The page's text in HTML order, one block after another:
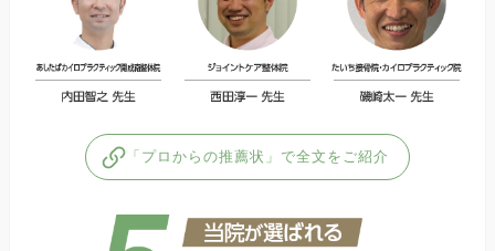
「プロからの推薦状」で全文をご紹介